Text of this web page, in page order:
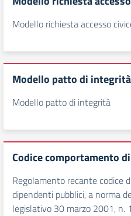
Modello richiesta accesso
Modello patto di integrità
Modello patto di integrità
Codice comportamento
Regolamento recante codice
dipendenti pubblici, a norma
legislativo 30 marzo 2001, n.